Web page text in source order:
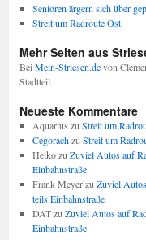
Senioren ärgern sich über
Streit um Radroute Ost
Mehr Seiten aus
Bei Mein-Striesen.devon
Stadtteil.
Neueste Kommentare
Aquarius zu Streit um
Cegorachzu Streit um
Heikozu Zuviel Autos auf
Einbahnstraße
Frank Meyerzu Zuviel
teils Einbahnstraße
DATzu Zuviel Autos auf
Einbahnstraße